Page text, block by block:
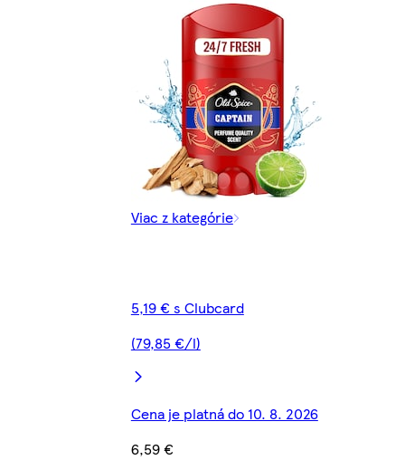
Viac z kategórie
5,19 € s Clubcard
(79,85 €/l)
Cena je platná do 10. 8. 2026
6,59 €